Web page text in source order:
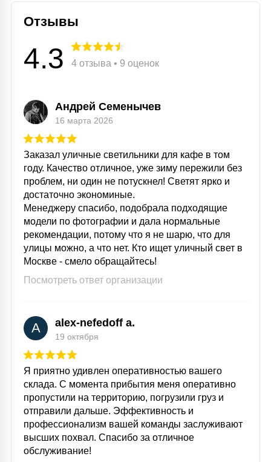
Отзывы
4.3 4 отзыва • 9 оценок
Андрей Семенычев
16 марта 2026
Заказал уличные светильники для кафе в том
году. Качество отличное, уже зиму пережили без
проблем, ни один не потускнел! Светят ярко и
достаточно экономиные.
Менеджеру спасибо, подобрала подходящие
модели по фотографии и дала нормальные
рекомендации, потому что я не шарю, что для
улицы можно, а что нет. Кто ищет уличный свет в
Москве - смело обращайтесь!
Посмотреть ответ организации
A alex-nefedoff a.
19 октября
Я приятно удивлен оперативностью вашего
склада. С момента прибытия меня оперативно
пропустили на территорию, погрузили груз и
отправили дальше. Эффективность и
профессионализм вашей команды заслуживают
высших похвал. Спасибо за отличное
обслуживание!